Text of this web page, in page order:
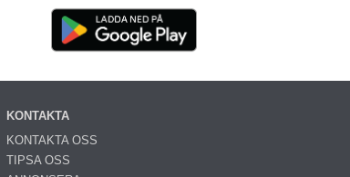
KONTAKTA
KONTAKTA OSS
TIPSA OSS